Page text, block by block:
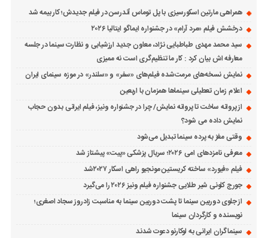
همراهی مارتین اسکورسیزی با پل توماس ٱندرسن در فیلم جدیدش؛ کار بیمه شد
درخشش فیلم «مرد آرام» در جشنواره ایماگو ایتالیا ۲۰۲۶
سید محمد مهدی طباطبایی نژاد، معاون جدید ارزشیابی و نظارت سینما در جلسه
معارفه اش بیان کرد : کار ما تنظیم‌گری است نه ممیزی
نمایش نسخه‌های مرمت‌شده فیلم‌های «سفر» و «سلندر» در موزه سینمای ایران
اعلام زمان تعطیلی سینماها همزمان با اربعین
از پروانه ساخت تا پروانه نمایش/ چرا در جشنواره ونیز، فیلم ایرانی بدون حجاب
نمایش داده می شود؟
وقتی مغز به پرده سینما تبدیل می‌شود
معرفی نامزدهای امی ۲۰۲۶؛ سریال پزشکی «پیت» پیشتاز شد
فیلم «فیورد» ساخته کریستین مونجیو راهی اسکار ۲۰۲۷شد
جورج کلونی شیر طلایی جشنواره فیلم ونیز ۲۰۲۶ را می‌گیرد
از جلوی دوربین سینما تا پشت دوربین سینما به مناسبت زادروز سجاد اصغری؛
نویسنده و کارگردان سینما
سینماگران ایرانی به لوکارنو دعوت شدند